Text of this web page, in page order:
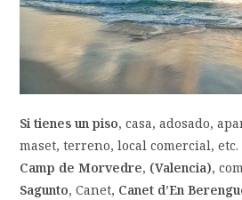
Si tienes un piso, casa, adosado,
maset, terreno, local comercial, etc.
Camp de Morvedre, (Valencia),
Sagunto, Canet, Canet d’En